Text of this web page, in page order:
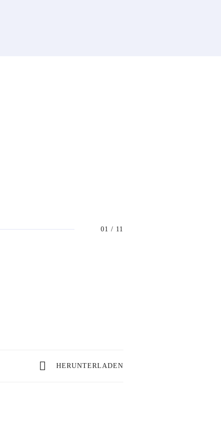
01 / 11
HERUNTERLADEN